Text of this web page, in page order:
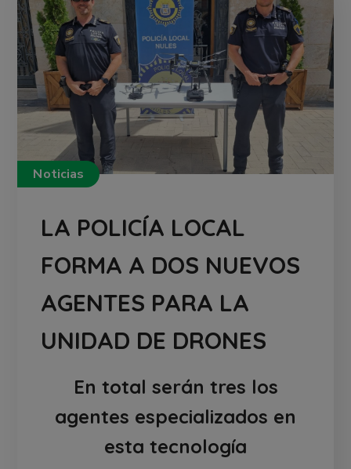
Noticias
LA POLICÍA LOCAL
FORMA A DOS NUEVOS
AGENTES PARA LA
UNIDAD DE DRONES
En total serán tres los
agentes especializados en
esta tecnología